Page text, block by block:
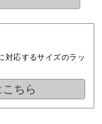
対応するサイズのラッ
ちら